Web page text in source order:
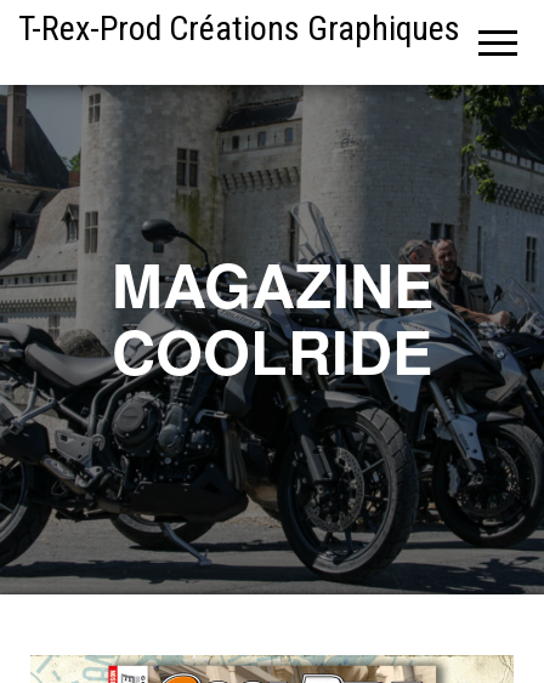
T-Rex-Prod Créations Graphiques
MAGAZINE
COOLRIDE